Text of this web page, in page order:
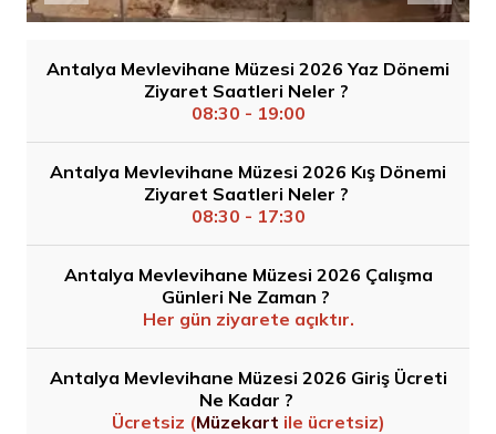
Antalya Mevlevihane Müzesi 2026 Yaz Dönemi
Ziyaret Saatleri Neler ?
08:30 - 19:00
Antalya Mevlevihane Müzesi 2026 Kış Dönemi
Ziyaret Saatleri Neler ?
08:30 - 17:30
Antalya Mevlevihane Müzesi 2026 Çalışma
Günleri Ne Zaman ?
Her gün ziyarete açıktır.
Antalya Mevlevihane Müzesi 2026 Giriş Ücreti
Ne Kadar ?
Ücretsiz (Müzekart ile ücretsiz)